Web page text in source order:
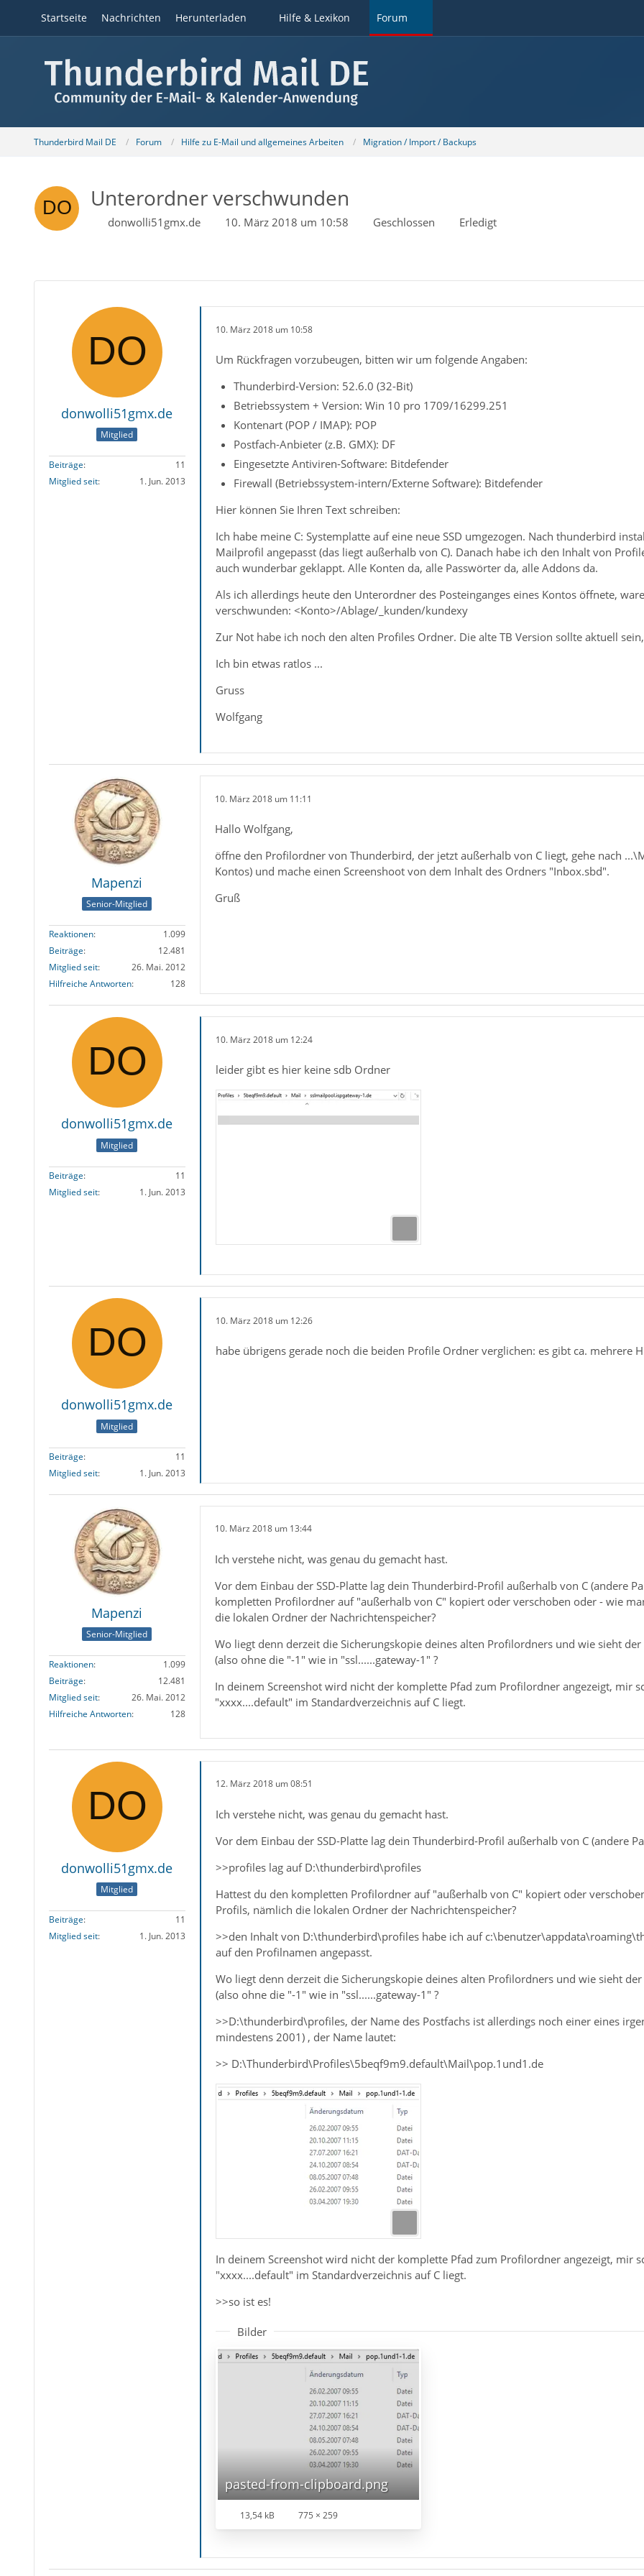
Startseite Nachrichten Herunterladen Hilfe & Lexikon Forum
Thunderbird Mail DE Forum Hilfe zu E-Mail und allgemeines Arbeiten Migration / Import / Backups
Unterordner verschwunden
donwolli51gmx.de 10. März 2018 um 10:58 Geschlossen Erledigt
donwolli51gmx.de
Mitglied
Beiträge
11
Mitglied seit
1. Jun. 2013
10. März 2018 um 10:58
Um Rückfragen vorzubeugen, bitten wir um folgende Angaben:
Thunderbird-Version: 52.6.0 (32-Bit)
Betriebssystem + Version: Win 10 pro 1709/16299.251
Kontenart (POP / IMAP): POP
Postfach-Anbieter (z.B. GMX): DF
Eingesetzte Antiviren-Software: Bitdefender
Firewall (Betriebssystem-intern/Externe Software): Bitdefender
Hier können Sie Ihren Text schreiben:
Ich habe meine C: Systemplatte auf eine neue SSD umgezogen. Nach thunderbird
Mailprofil angepasst (das liegt außerhalb von C). Danach habe ich den Inhalt von
auch wunderbar geklappt. Alle Konten da, alle Passwörter da, alle Addons da.
Als ich allerdings heute den Unterordner des Posteinganges eines Kontos öffnete,
verschwunden: <Konto>/Ablage/_kunden/kundexy
Zur Not habe ich noch den alten Profiles Ordner. Die alte TB Version sollte aktuell
Ich bin etwas ratlos ...
Gruss
Wolfgang
Mapenzi
Senior-Mitglied
Reaktionen
1.099
Beiträge
12.481
Mitglied seit
26. Mai. 2012
Hilfreiche Antworten
128
10. März 2018 um 11:11
Hallo Wolfgang,
öffne den Profilordner von Thunderbird, der jetzt außerhalb von C liegt, gehe nach
Kontos) und mache einen Screenshoot von dem Inhalt des Ordners "Inbox.sbd".
Gruß
donwolli51gmx.de
Mitglied
Beiträge
11
Mitglied seit
1. Jun. 2013
10. März 2018 um 12:24
leider gibt es hier keine sdb Ordner
donwolli51gmx.de
Mitglied
Beiträge
11
Mitglied seit
1. Jun. 2013
10. März 2018 um 12:26
habe übrigens gerade noch die beiden Profile Ordner verglichen: es gibt ca. mehrere
Mapenzi
Senior-Mitglied
Reaktionen
1.099
Beiträge
12.481
Mitglied seit
26. Mai. 2012
Hilfreiche Antworten
128
10. März 2018 um 13:44
Ich verstehe nicht, was genau du gemacht hast.
Vor dem Einbau der SSD-Platte lag dein Thunderbird-Profil außerhalb von C (andere
kompletten Profilordner auf "außerhalb von C" kopiert oder verschoben oder - wie
die lokalen Ordner der Nachrichtenspeicher?
Wo liegt denn derzeit die Sicherungskopie deines alten Profilordners und wie sieht
(also ohne die "-1" wie in "ssl......gateway-1" ?
In deinem Screenshot wird nicht der komplette Pfad zum Profilordner angezeigt, mir
"xxxx....default" im Standardverzeichnis auf C liegt.
donwolli51gmx.de
Mitglied
Beiträge
11
Mitglied seit
1. Jun. 2013
12. März 2018 um 08:51
Ich verstehe nicht, was genau du gemacht hast.
Vor dem Einbau der SSD-Platte lag dein Thunderbird-Profil außerhalb von C (andere
>>profiles lag auf D:\thunderbird\profiles
Hattest du den kompletten Profilordner auf "außerhalb von C" kopiert oder
Profils, nämlich die lokalen Ordner der Nachrichtenspeicher?
>>den Inhalt von D:\thunderbird\profiles habe ich auf
auf den Profilnamen angepasst.
Wo liegt denn derzeit die Sicherungskopie deines alten Profilordners und wie sieht
(also ohne die "-1" wie in "ssl......gateway-1" ?
>>D:\thunderbird\profiles, der Name des Postfachs ist allerdings noch einer eines
mindestens 2001) , der Name lautet:
>> D:\Thunderbird\Profiles\5beqf9m9.default\Mail\pop.1und1.de
In deinem Screenshot wird nicht der komplette Pfad zum Profilordner angezeigt, mir
"xxxx....default" im Standardverzeichnis auf C liegt.
>>so ist es!
Bilder
pasted-from-clipboard.png
13,54 kB 775 × 259